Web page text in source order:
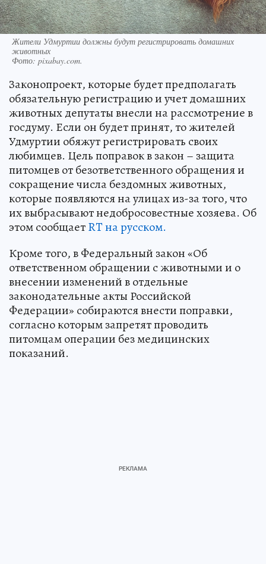
Жители Удмуртии должны будут регистрировать домашних
животных
Фото: pixabay.com.
Законопроект, которые будет предполагать
обязательную регистрацию и учет домашних
животных депутаты внесли на рассмотрение в
госдуму. Если он будет принят, то жителей
Удмуртии обяжут регистрировать своих
любимцев. Цель поправок в закон – защита
питомцев от безответственного обращения и
сокращение числа бездомных животных,
которые появляются на улицах из-за того, что
их выбрасывают недобросовестные хозяева. Об
этом сообщаетRT на русском.
Кроме того, в Федеральный закон «Об
ответственном обращении с животными и о
внесении изменений в отдельные
законодательные акты Российской
Федерации» собираются внести поправки,
согласно которым запретят проводить
питомцам операции без медицинских
показаний.